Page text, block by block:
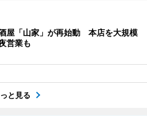
屋「山家」が再始動 本店を大規模
営業も
と見る